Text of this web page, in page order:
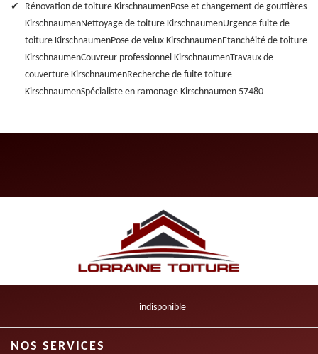
Rénovation de toiture KirschnaumenPose et changement de gouttières
KirschnaumenNettoyage de toiture KirschnaumenUrgence fuite de
toiture KirschnaumenPose de velux KirschnaumenEtanchéité de toiture
KirschnaumenCouvreur professionnel KirschnaumenTravaux de
couverture KirschnaumenRecherche de fuite toiture
KirschnaumenSpécialiste en ramonage Kirschnaumen 57480
indisponible
NOS SERVICES